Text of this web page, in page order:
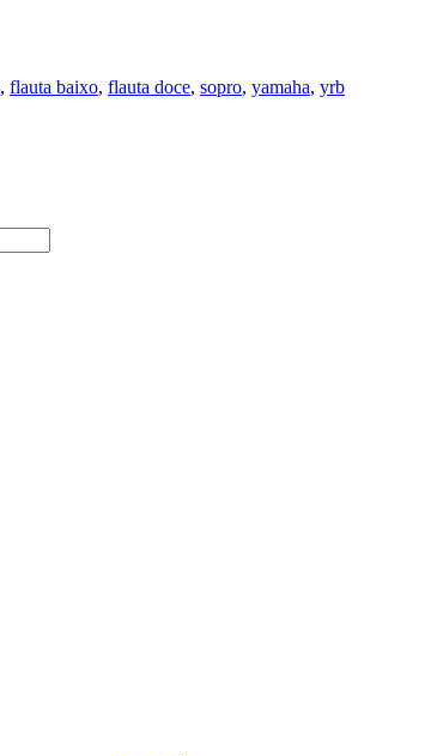
, flauta baixo, flauta doce, sopro, yamaha, yrb